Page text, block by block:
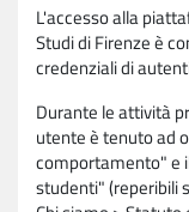
L'accesso alla
Studi di Firenze è
credenziali di
Durante le attività
utente è tenuto ad
comportamento" e
studenti" (reperibili